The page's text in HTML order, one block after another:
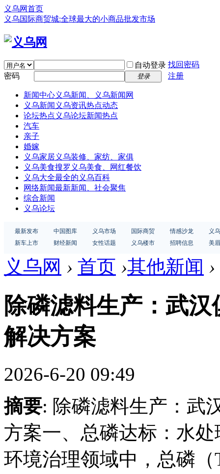
义乌网首页
义乌国际商贸城:全球最大的小商品批发市场
自动登录 找回密码
密码
登录 注册
新闻中心义乌新闻、义乌新闻网
义乌新闻 义乌资讯热点动态
论坛热点 义乌论坛新闻热点
汽车
亲子
婚嫁
义乌家居义乌装修、家纺、家俱
义乌美食搜罗义乌美食、网红餐饮
义乌大全最全的义乌百科
网络新闻最新新闻、社会聚焦
综合新闻
义乌论坛
最新发布 中国图库 义乌市场 国际商贸 情感沙龙
义
新车上市
财经新闻 女性话题 义乌楼市 招聘信息 美
义乌网 › 首页 ›其他新闻 ›
除磷滤料生产：武
解决方案
2026-6-20 09:49
摘要: 除磷滤料生产：武
方案一、总磷达标：水
环境治理领域中，总磷